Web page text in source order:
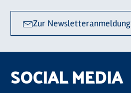
Zur Newsletteranmeldung
SOCIAL MEDIA